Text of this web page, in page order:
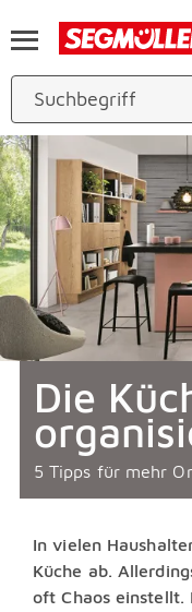
Die
5 Tipps für mehr
In vielen
Küche ab.
oft Chaos einstellt.